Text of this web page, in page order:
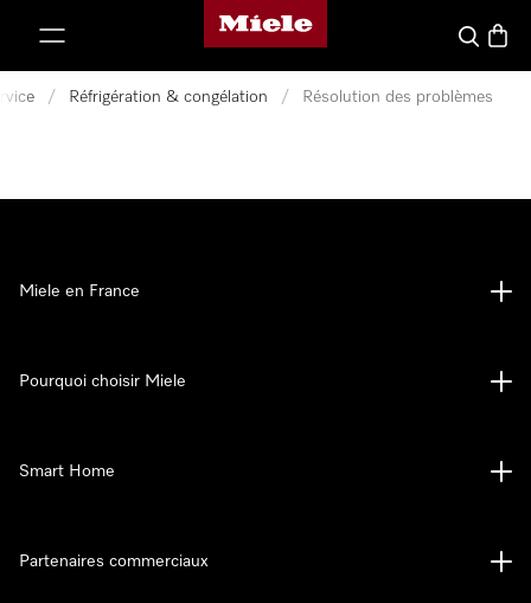
Page d'accueil Miele
Search
/ Réfrigération & congélation / Résolution des problèmes
Miele en France
Pourquoi choisir Miele
Smart Home
Partenaires commerciaux